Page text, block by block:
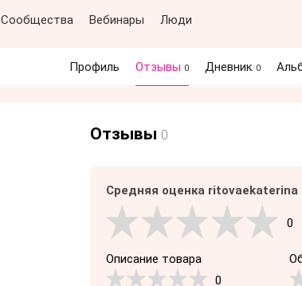
Сообщества Вебинары Люди
Профиль Отзывы 0 Дневник 0
Отзывы 0
Средняя оценка ritovaekaterina
0
Описание товара
0